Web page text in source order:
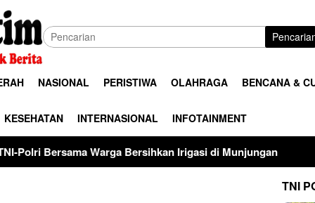
NASIONAL PERISTIWA OLAHRAGA BENCANA &
KESEHATAN INTERNASIONAL INFOTAINMENT
Warga Bersihkan Irigasi di Munjungan Universitas
TNI